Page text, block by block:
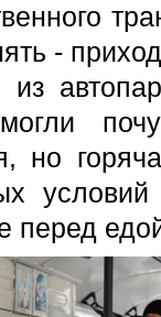
-
из
но
перед